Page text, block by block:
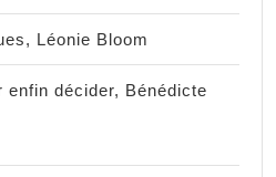
Léonie Bloom
enfin décider, Bénédicte